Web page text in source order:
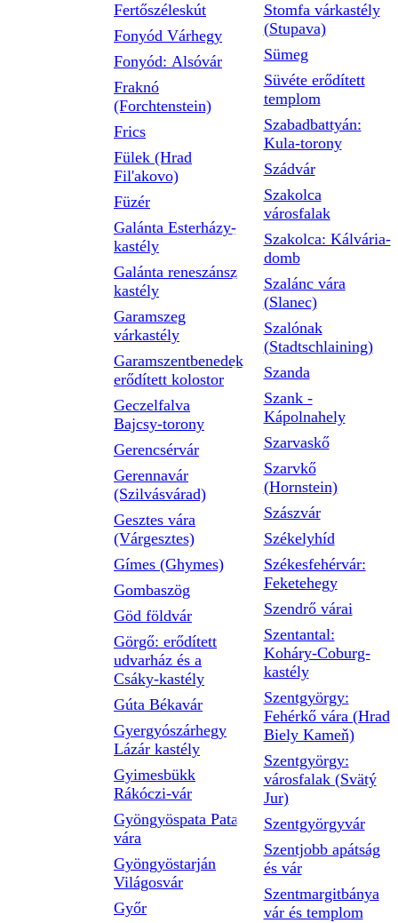
Fertőszéleskút
Fonyód Várhegy
Fonyód: Alsóvár
Fraknó
(Forchtenstein)
Frics
Fülek (Hrad
Fil'akovo)
Füzér
Galánta Esterházy-
kastély
Galánta reneszánsz
kastély
Garamszeg
várkastély
Garamszentbenedek
erődített kolostor
Geczelfalva
Bajcsy-torony
Gerencsérvár
Gerennavár
(Szilvásvárad)
Gesztes vára
(Várgesztes)
Gímes (Ghymes)
Gombaszög
Göd földvár
Görgő: erődített
udvarház és a
Csáky-kastély
Gúta Békavár
Gyergyószárhegy
Lázár kastély
Gyimesbükk
Rákóczi-vár
Gyöngyöspata Pata
vára
Gyöngyöstarján
Világosvár
Győr
Stomfa várkastély
(Stupava)
Sümeg
Süvéte erődített
templom
Szabadbattyán:
Kula-torony
Szádvár
Szakolca
városfalak
Szakolca: Kálvária-
domb
Szalánc vára
(Slanec)
Szalónak
(Stadtschlaining)
Szanda
Szank -
Kápolnahely
Szarvaskő
Szarvkő
(Hornstein)
Szászvár
Székelyhíd
Székesfehérvár:
Feketehegy
Szendrő várai
Szentantal:
Koháry-Coburg-
kastély
Szentgyörgy:
Fehérkő vára (Hrad
Biely Kameň)
Szentgyörgy:
városfalak (Svätý
Jur)
Szentgyörgyvár
Szentjobb apátság
és vár
Szentmargitbánya
vár és templom